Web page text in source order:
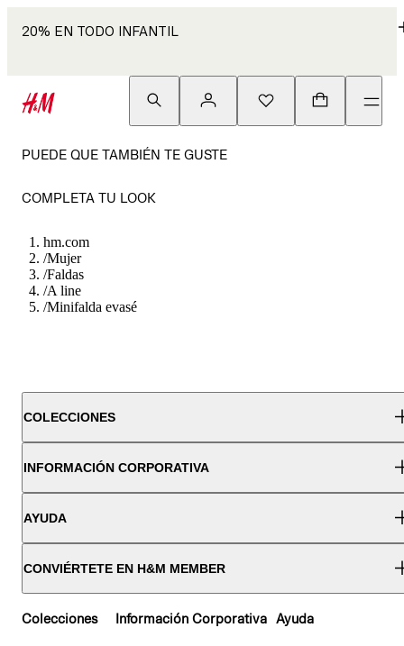
20% EN TODO INFANTIL
PUEDE QUE TAMBIÉN TE GUSTE
COMPLETA TU LOOK
hm.com
/Mujer
/Faldas
/A line
/Minifalda evasé
COLECCIONES
INFORMACIÓN CORPORATIVA
AYUDA
CONVIÉRTETE EN H&M MEMBER
Colecciones Información Corporativa Ayuda